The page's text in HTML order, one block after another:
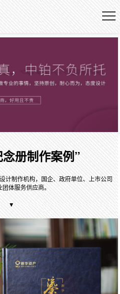
册制作案例”
计制作机构，国企、政府单位、上市公司
团体服务供应商。
▼